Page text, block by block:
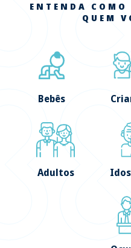
ENTENDA COMO
QUEM
Bebês
Adultos